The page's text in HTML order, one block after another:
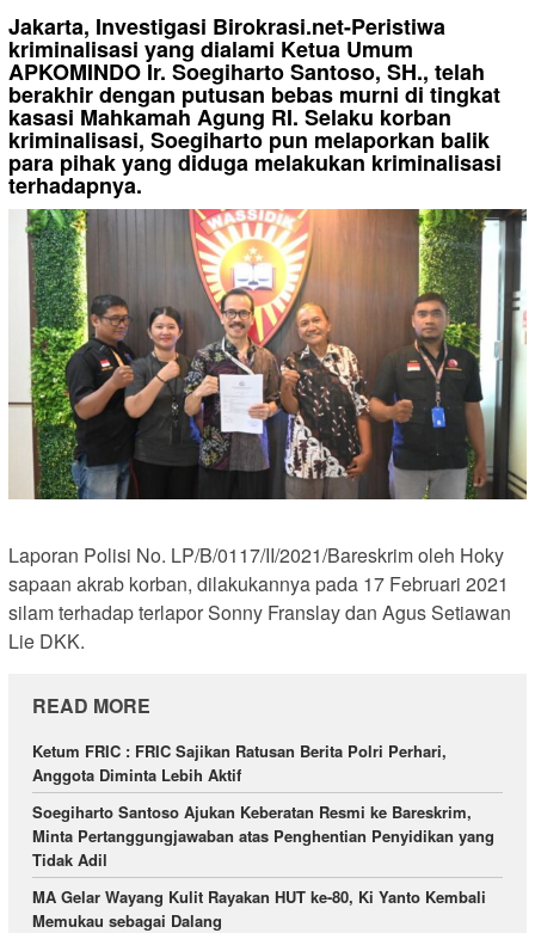
Jakarta, Investigasi Birokrasi.net-Peristiwa
kriminalisasi yang dialami Ketua Umum
APKOMINDO Ir. Soegiharto Santoso, SH., telah
berakhir dengan putusan bebas murni di tingkat
kasasi Mahkamah Agung RI. Selaku korban
kriminalisasi, Soegiharto pun melaporkan balik
para pihak yang diduga melakukan kriminalisasi
terhadapnya.
Laporan Polisi No. LP/B/0117/II/2021/Bareskrim oleh Hoky
sapaan akrab korban, dilakukannya pada 17 Februari 2021
silam terhadap terlapor Sonny Franslay dan Agus Setiawan
Lie DKK.
READ MORE
Ketum FRIC : FRIC Sajikan Ratusan Berita Polri Perhari,
Anggota Diminta Lebih Aktif
Soegiharto Santoso Ajukan Keberatan Resmi ke Bareskrim,
Minta Pertanggungjawaban atas Penghentian Penyidikan yang
Tidak Adil
MA Gelar Wayang Kulit Rayakan HUT ke-80, Ki Yanto Kembali
Memukau sebagai Dalang